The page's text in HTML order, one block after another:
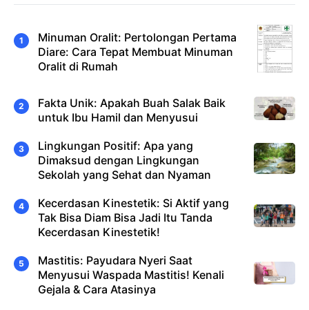
Minuman Oralit: Pertolongan Pertama
Diare: Cara Tepat Membuat Minuman
Oralit di Rumah
Fakta Unik: Apakah Buah Salak Baik
untuk Ibu Hamil dan Menyusui
Lingkungan Positif: Apa yang
Dimaksud dengan Lingkungan
Sekolah yang Sehat dan Nyaman
Kecerdasan Kinestetik: Si Aktif yang
Tak Bisa Diam Bisa Jadi Itu Tanda
Kecerdasan Kinestetik!
Mastitis: Payudara Nyeri Saat
Menyusui Waspada Mastitis! Kenali
Gejala & Cara Atasinya